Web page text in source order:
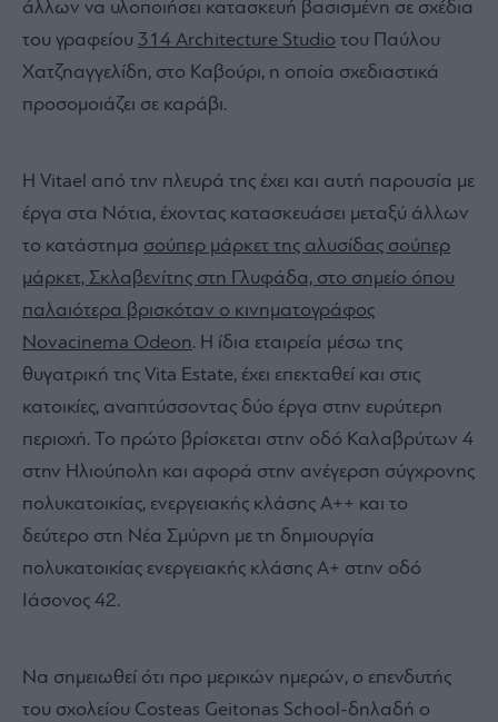
άλλων να υλοποιήσει κατασκευή βασισμένη σε σχέδια
του γραφείου 314 Architecture Studio του Παύλου
Χατζηαγγελίδη, στο Καβούρι, η οποία σχεδιαστικά
προσομοιάζει σε καράβι.
Η Vitael από την πλευρά της έχει και αυτή παρουσία με
έργα στα Νότια, έχοντας κατασκευάσει μεταξύ άλλων
το κατάστημα σούπερ μάρκετ της αλυσίδας σούπερ
μάρκετ, Σκλαβενίτης στη Γλυφάδα, στο σημείο όπου
παλαιότερα βρισκόταν ο κινηματογράφος
Novacinema Odeon. Η ίδια εταιρεία μέσω της
θυγατρική της Vita Estate, έχει επεκταθεί και στις
κατοικίες, αναπτύσσοντας δύο έργα στην ευρύτερη
περιοχή. Το πρώτο βρίσκεται στην οδό Καλαβρύτων 4
στην Ηλιούπολη και αφορά στην ανέγερση σύγχρονης
πολυκατοικίας, ενεργειακής κλάσης Α++ και το
δεύτερο στη Νέα Σμύρνη με τη δημιουργία
πολυκατοικίας ενεργειακής κλάσης Α+ στην οδό
Ιάσονος 42.
Να σημειωθεί ότι προ μερικών ημερών, ο επενδυτής
του σχολείου Costeas Geitonas School-δηλαδή o